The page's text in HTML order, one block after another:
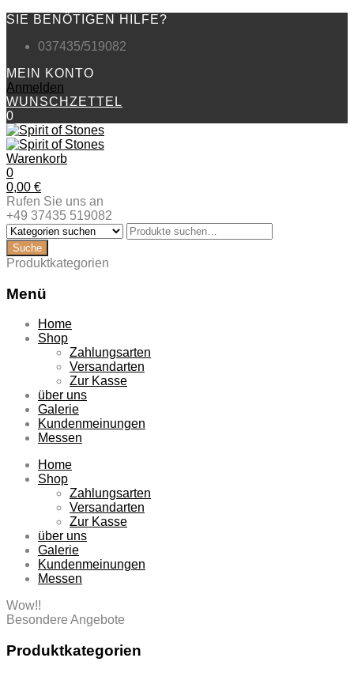
SIE BENÖTIGEN HILFE?
037435/519082
MEIN KONTO
Anmelden
WUNSCHZETTEL
0
Warenkorb
0
0,00 €
Rufen Sie uns an
+49 37435 519082
Produktkategorien
Menü
Zum
Inhalt
Home
Shop
Zahlungsarten
Versandarten
Zur Kasse
über uns
Galerie
Kundenmeinungen
Messen
Home
Shop
Zahlungsarten
Versandarten
Zur Kasse
über uns
Galerie
Kundenmeinungen
Messen
Wow!!
Besondere Angebote
Produktkategorien